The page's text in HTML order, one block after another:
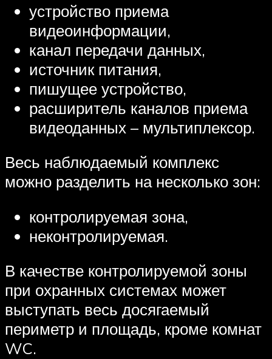
устройство приема
видеоинформации,
канал передачи данных,
источник питания,
пишущее устройство,
расширитель каналов приема
видеоданных – мультиплексор.
Весь наблюдаемый комплекс
можно разделить на несколько зон:
контролируемая зона,
неконтролируемая.
В качестве контролируемой зоны
при охранных системах может
выступать весь досягаемый
периметр и площадь, кроме комнат
WC.